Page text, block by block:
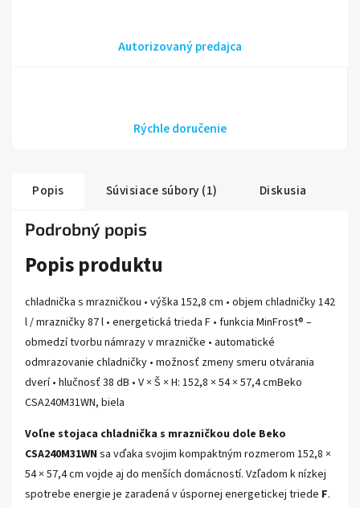
Autorizovaný predajca
Rýchle doručenie
Popis Súvisiace súbory (1) Diskusia
Podrobný popis
Popis produktu
chladnička s mrazničkou • výška 152,8 cm • objem chladničky 142
l / mrazničky 87 l • energetická trieda F • funkcia MinFrost® –
obmedzí tvorbu námrazy v mrazničke • automatické
odmrazovanie chladničky • možnosť zmeny smeru otvárania
dverí • hlučnosť 38 dB • V × Š × H: 152,8 × 54 × 57,4 cmBeko
CSA240M31WN, biela
Voľne stojaca chladnička s mrazničkou dole Beko
CSA240M31WN sa vďaka svojim kompaktným rozmerom 152,8 ×
54 × 57,4 cm vojde aj do menších domácností. Vzľadom k nízkej
spotrebe energie je zaradená v úspornej energetickej triede F.